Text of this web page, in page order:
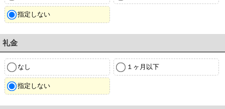
指定しない
礼金
なし １ヶ月以下
指定しない